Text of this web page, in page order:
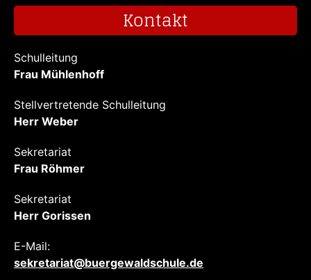
Kontakt
Schulleitung
Frau Mühlenhoff
Stellvertretende Schulleitung
Herr Weber
Sekretariat
Frau Röhmer
Sekretariat
Herr Gorissen
E-Mail:
sekretariat@buergewaldschule.de